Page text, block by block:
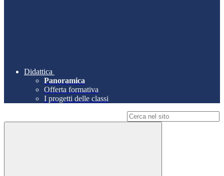
Didattica
Panoramica
Offerta formativa
I progetti delle classi